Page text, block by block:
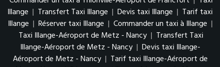
Illange | Transfert Taxi Illange | Devis taxi Illange | Tarif taxi
Illange | Réserver taxi Illange | Commander un taxi à Illange |
Taxi Illange-Aéroport de Metz - Nancy | Transfert Taxi
Illange-Aéroport de Metz - Nancy | Devis taxi Illange-
Aéroport de Metz - Nancy | Tarif taxi Illange-Aéroport de